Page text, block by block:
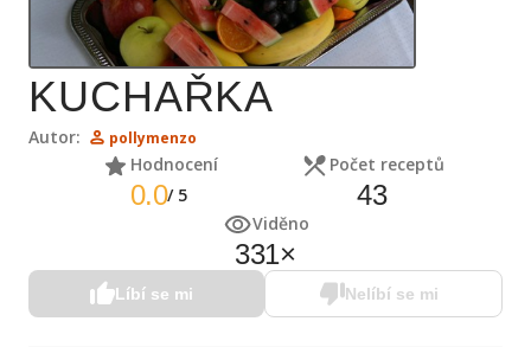
KUCHAŘKA
Autor: pollymenzo
Hodnocení
0.0/ 5
Počet receptů
43
Viděno
331×
Líbí se mi Nelíbí se mi